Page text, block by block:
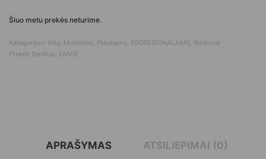
Šiuo metu prekės neturime.
Kategorijos: Kita, Moterims, Plaukams, PROFESIONALAMS, Rinkiniai
Prekės ženklas: ENVIE
APRAŠYMAS
ATSILIEPIMAI (0)